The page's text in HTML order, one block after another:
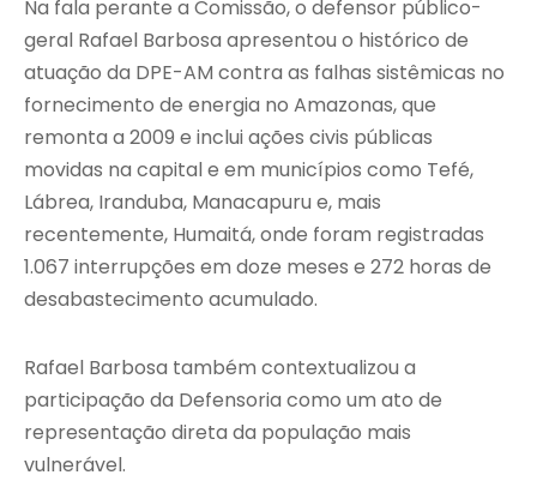
Na fala perante a Comissão, o defensor público-
geral Rafael Barbosa apresentou o histórico de
atuação da DPE-AM contra as falhas sistêmicas no
fornecimento de energia no Amazonas, que
remonta a 2009 e inclui ações civis públicas
movidas na capital e em municípios como Tefé,
Lábrea, Iranduba, Manacapuru e, mais
recentemente, Humaitá, onde foram registradas
1.067 interrupções em doze meses e 272 horas de
desabastecimento acumulado.
Rafael Barbosa também contextualizou a
participação da Defensoria como um ato de
representação direta da população mais
vulnerável.